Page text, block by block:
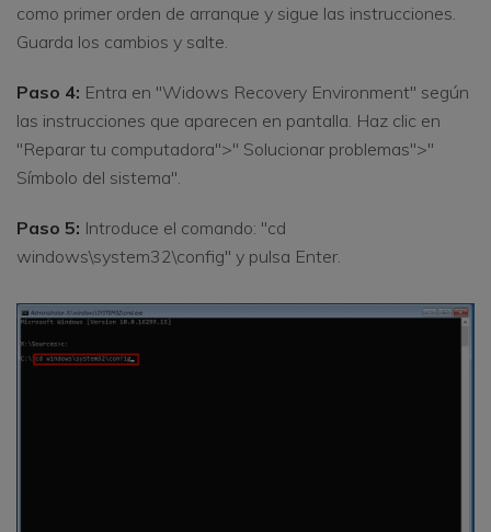
como primer orden de arranque y sigue las instrucciones.
Guarda los cambios y salte.
Paso 4: Entra en "Widows Recovery Environment" según
las instrucciones que aparecen en pantalla. Haz clic en
"Reparar tu computadora">" Solucionar problemas">"
Símbolo del sistema".
Paso 5: Introduce el comando: "cd
windows\system32\config" y pulsa Enter.